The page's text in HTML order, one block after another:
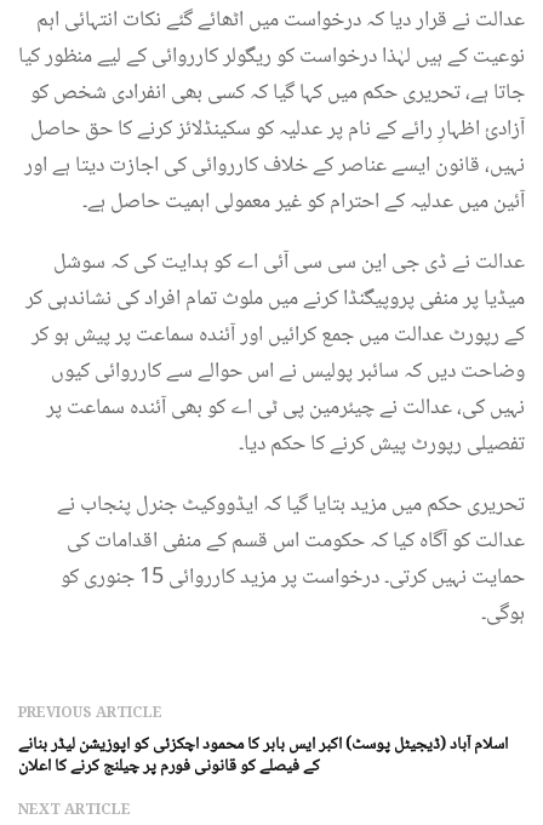
عدالت نے قرار دیا کہ درخواست میں اٹھائے گئے نکات انتہائی اہم
نوعیت کے ہیں لہٰذا درخواست کو ریگولر کارروائی کے لیے منظور کیا
جاتا ہے، تحریری حکم میں کہا گیا کہ کسی بھی انفرادی شخص کو
آزادیٔ اظہارِ رائے کے نام پر عدلیہ کو سکینڈلائز کرنے کا حق حاصل
نہیں، قانون ایسے عناصر کے خلاف کارروائی کی اجازت دیتا ہے اور
آئین میں عدلیہ کے احترام کو غیر معمولی اہمیت حاصل ہے۔
عدالت نے ڈی جی این سی سی آئی اے کو ہدایت کی کہ سوشل
میڈیا پر منفی پروپیگنڈا کرنے میں ملوث تمام افراد کی نشاندہی کر
کے رپورٹ عدالت میں جمع کرائیں اور آئندہ سماعت پر پیش ہو کر
وضاحت دیں کہ سائبر پولیس نے اس حوالے سے کارروائی کیوں
نہیں کی، عدالت نے چیئرمین پی ٹی اے کو بھی آئندہ سماعت پر
تفصیلی رپورٹ پیش کرنے کا حکم دیا۔
تحریری حکم میں مزید بتایا گیا کہ ایڈووکیٹ جنرل پنجاب نے
عدالت کو آگاہ کیا کہ حکومت اس قسم کے منفی اقدامات کی
حمایت نہیں کرتی۔ درخواست پر مزید کارروائی 15 جنوری کو
ہوگی۔
PREVIOUS ARTICLE
اسلام آباد (ڈیجیٹل پوسٹ) اکبر ایس بابر کا محمود اچکزئی کو اپوزیشن لیڈر بنانے
کے فیصلے کو قانونی فورم پر چیلنج کرنے کا اعلان
NEXT ARTICLE